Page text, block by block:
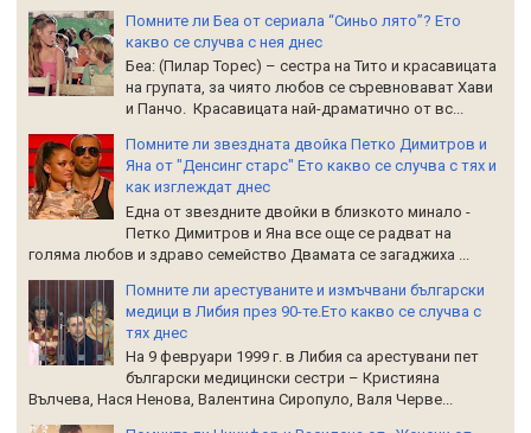
Помните ли Беа от сериала “Синьо лято”? Ето
какво се случва с нея днес
Беа: (Пилар Торес) – сестра на Тито и красавицата
на групата, за чиято любов се съревновават Хави
и Панчо. Красавицата най-драматично от вс...
Помните ли звездната двойка Петко Димитров и
Яна от "Денсинг старс" Ето какво се случва с тях и
как изглеждат днес
Една от звездните двойки в близкото минало -
Петко Димитров и Яна все още се радват на
голяма любов и здраво семейство Двамата се загаджиха ...
Помните ли арестуваните и измъчвани български
медици в Либия през 90-те.Ето какво се случва с
тях днес
На 9 февруари 1999 г. в Либия са арестувани пет
български медицински сестри – Кристияна
Вълчева, Нася Ненова, Валентина Сиропуло, Валя Черве...